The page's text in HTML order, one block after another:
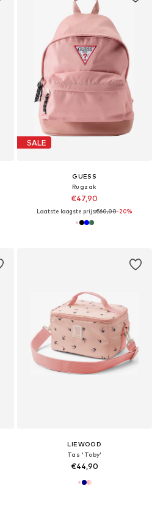
SALE
GUESS
Rugzak
€47,90
Laatste laagste prijs:€60,00-20%
LIEWOOD
Tas 'Toby'
€44,90